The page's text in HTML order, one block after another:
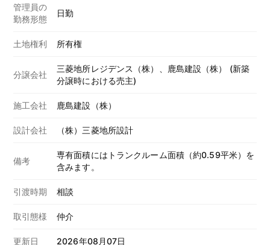
管理員の
勤務形態
日勤
土地権利 所有権
分譲会社
三菱地所レジデンス（株）、鹿島建設（株） (新築
分譲時における売主)
施工会社 鹿島建設（株）
設計会社 （株）三菱地所設計
備考
専有面積にはトランクルーム面積（約0.59平米）を
含みます。
引渡時期 相談
取引態様 仲介
更新日 2026年08月07日